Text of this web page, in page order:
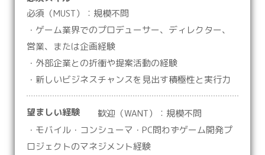
必須（MUST）：規模不問
・ゲーム業界でのプロデューサー、ディレクター、
営業、または企画経験
・外部企業との折衝や提案活動の経験
・新しいビジネスチャンスを見出す積極性と実行力
望ましい経験
歓迎（WANT）：規模不問
・モバイル・コンシューマ・PC問わずゲーム開発プ
ロジェクトのマネジメント経験